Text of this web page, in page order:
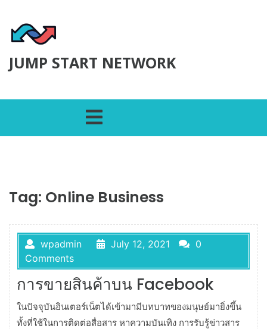
JUMP START NETWORK
Tag: Online Business
wpadmin July 12, 2021
0
Comments
การขายสินค้าบน Facebook
ในปัจจุบันอินเตอร์เน็ตได้เข้ามามีบทบาทของมนุษย์มายิ่งขึ้น
ทั้งที่ใช้ในการติดต่อสื่อสาร หาความบันเทิง การรับรู้ข่าวสาร